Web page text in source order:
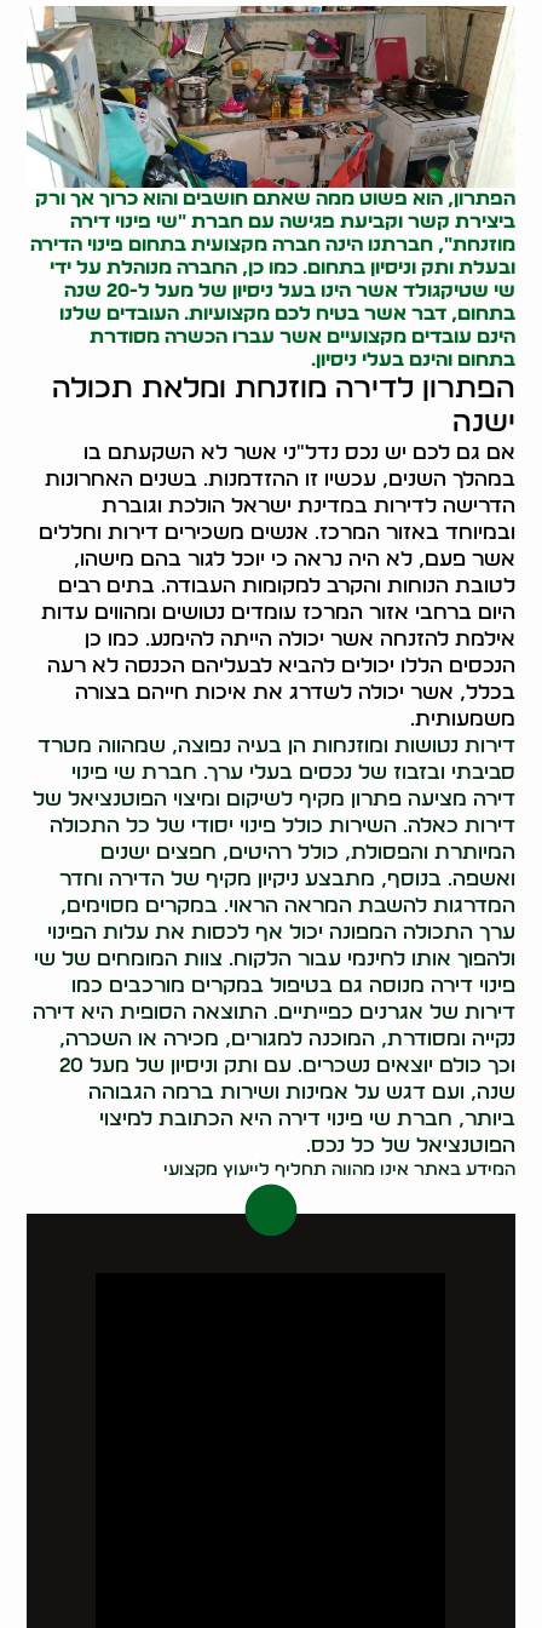
הפתרון, הוא פשוט ממה שאתם חושבים והוא כרוך אך ורק
ביצירת קשר וקביעת פגישה עם חברת "שי פינוי דירה
מוזנחת", חברתנו הינה חברה מקצועית בתחום פינוי הדירה
ובעלת ותק וניסיון בתחום. כמו כן, החברה מנוהלת על ידי
שי שטיקגולד אשר הינו בעל ניסיון של מעל ל-20 שנה
בתחום, דבר אשר בטיח לכם מקצועיות. העובדים שלנו
הינם עובדים מקצועיים אשר עברו הכשרה מסודרת
בתחום והינם בעלי ניסיון.
הפתרון לדירה מוזנחת ומלאת תכולה
ישנה
אם גם לכם יש נכס נדל"ני אשר לא השקעתם בו
במהלך השנים, עכשיו זו ההזדמנות. בשנים האחרונות
הדרישה לדירות במדינת ישראל הולכת וגוברת
ובמיוחד באזור המרכז. אנשים משכירים דירות וחללים
אשר פעם, לא היה נראה כי יוכל לגור בהם מישהו,
לטובת הנוחות והקרב למקומות העבודה. בתים רבים
היום ברחבי אזור המרכז עומדים נטושים ומהווים עדות
אילמת להזנחה אשר יכולה הייתה להימנע. כמו כן
הנכסים הללו יכולים להביא לבעליהם הכנסה לא רעה
בכלל, אשר יכולה לשדרג את איכות חייהם בצורה
משמעותית.
דירות נטושות ומוזנחות הן בעיה נפוצה, שמהווה מטרד
סביבתי ובזבוז של נכסים בעלי ערך. חברת שי פינוי
דירה מציעה פתרון מקיף לשיקום ומיצוי הפוטנציאל של
דירות כאלה. השירות כולל פינוי יסודי של כל התכולה
המיותרת והפסולת, כולל רהיטים, חפצים ישנים
ואשפה. בנוסף, מתבצע ניקיון מקיף של הדירה וחדר
המדרגות להשבת המראה הראוי. במקרים מסוימים,
ערך התכולה המפונה יכול אף לכסות את עלות הפינוי
ולהפוך אותו לחינמי עבור הלקוח. צוות המומחים של שי
פינוי דירה מנוסה גם בטיפול במקרים מורכבים כמו
דירות של אגרנים כפייתיים. התוצאה הסופית היא דירה
נקייה ומסודרת, המוכנה למגורים, מכירה או השכרה,
וכך כולם יוצאים נשכרים. עם ותק וניסיון של מעל 20
שנה, ועם דגש על אמינות ושירות ברמה הגבוהה
ביותר, חברת שי פינוי דירה היא הכתובת למיצוי
הפוטנציאל של כל נכס.
המידע באתר אינו מהווה תחליף לייעוץ מקצועי